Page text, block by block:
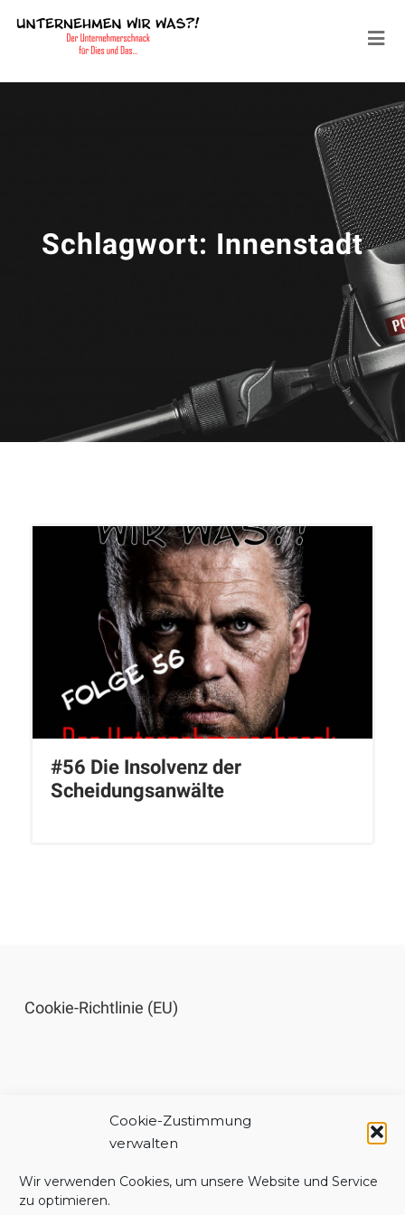
Cookie-Zustimmung
verwalten
Wir verwenden Cookies, um unsere Website und Service
zu optimieren.
Schlagwort: Innenstadt
#56 Die Insolvenz der
Scheidungsanwälte
Cookie-Richtlinie (EU)